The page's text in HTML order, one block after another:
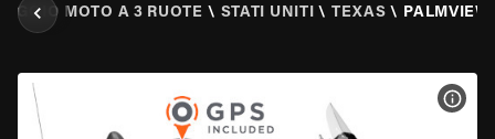
MOTO A 3 RUOTE \ STATI UNITI \ TEXAS \